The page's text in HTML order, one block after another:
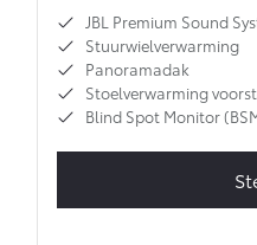
JBL Premium Sound
Stuurwielverwarming
Panoramadak
Stoelverwarming
Blind Spot Monitor